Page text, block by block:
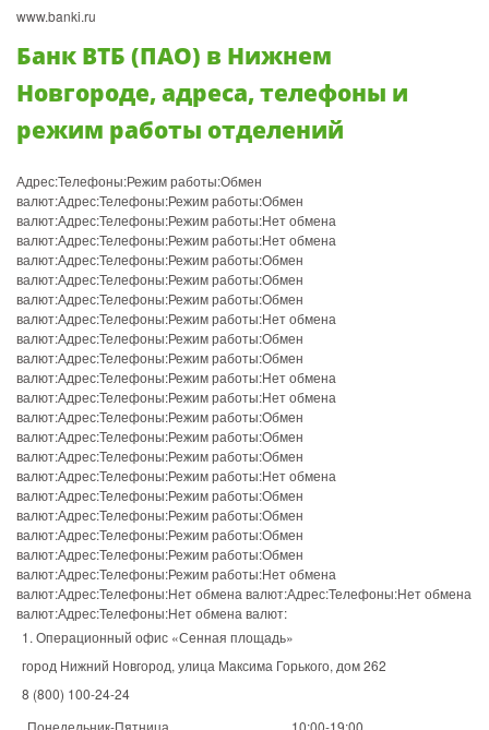
www.banki.ru
Банк ВТБ (ПАО) в Нижнем
Новгороде, адреса, телефоны и
режим работы отделений
Адрес:Телефоны:Режим работы:Обмен
валют:Адрес:Телефоны:Режим работы:Обмен
валют:Адрес:Телефоны:Режим работы:Нет обмена
валют:Адрес:Телефоны:Режим работы:Нет обмена
валют:Адрес:Телефоны:Режим работы:Обмен
валют:Адрес:Телефоны:Режим работы:Обмен
валют:Адрес:Телефоны:Режим работы:Обмен
валют:Адрес:Телефоны:Режим работы:Нет обмена
валют:Адрес:Телефоны:Режим работы:Обмен
валют:Адрес:Телефоны:Режим работы:Обмен
валют:Адрес:Телефоны:Режим работы:Нет обмена
валют:Адрес:Телефоны:Режим работы:Нет обмена
валют:Адрес:Телефоны:Режим работы:Обмен
валют:Адрес:Телефоны:Режим работы:Обмен
валют:Адрес:Телефоны:Режим работы:Обмен
валют:Адрес:Телефоны:Режим работы:Нет обмена
валют:Адрес:Телефоны:Режим работы:Обмен
валют:Адрес:Телефоны:Режим работы:Обмен
валют:Адрес:Телефоны:Режим работы:Обмен
валют:Адрес:Телефоны:Режим работы:Обмен
валют:Адрес:Телефоны:Режим работы:Нет обмена
валют:Адрес:Телефоны:Нет обмена валют:Адрес:Телефоны:Нет обмена
валют:Адрес:Телефоны:Нет обмена валют:
1. Операционный офис «Сенная площадь»
город Нижний Новгород, улица Максима Горького, дом 262
8 (800) 100-24-24